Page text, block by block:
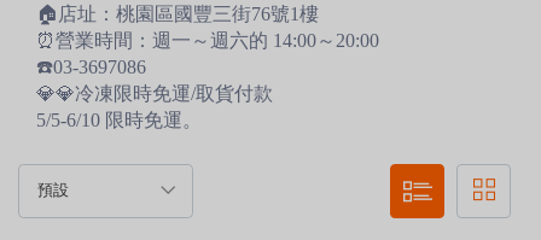
🏠店址：桃園區國豐三街76號1樓
⏰營業時間：週一～週六的 14:00～20:00
☎️03-3697086
💎💎冷凍限時免運/取貨付款
5/5-6/10 限時免運。